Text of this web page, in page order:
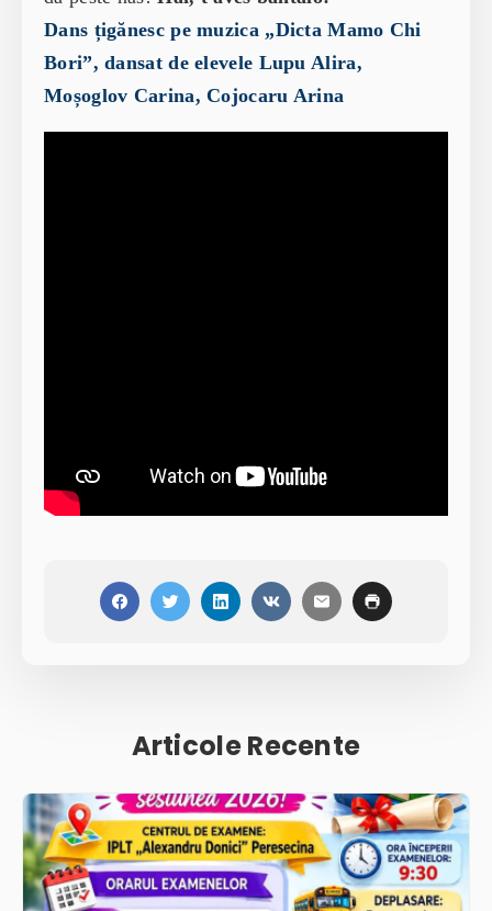
Dans țigănesc pe muzica „Dicta Mamo Chi
Bori”, dansat de elevele Lupu Alira,
Moșoglov Carina, Cojocaru Arina
Articole Recente